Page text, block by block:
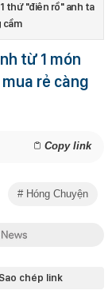
thứ "điên rồ" anh ta
cầm
từ 1 món
rẻ càng
Copy link
Hóng Chuyện
Sao chép link